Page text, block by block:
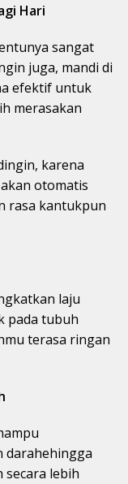
Hari
sangat
juga, mandi di
efektif untuk
merasakan
karena
otomatis
rasa kantukpun
laju
pada tubuh
terasa ringan
darahehingga
secara lebih